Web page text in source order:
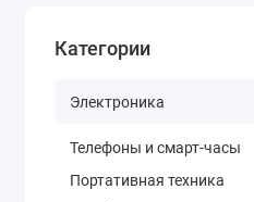
Категории
Электроника
Телефоны и смарт-часы
Портативная техника